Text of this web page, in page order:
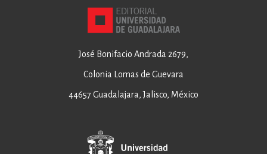
José Bonifacio Andrada 2679,
Colonia Lomas de Guevara
44657 Guadalajara, Jalisco, México